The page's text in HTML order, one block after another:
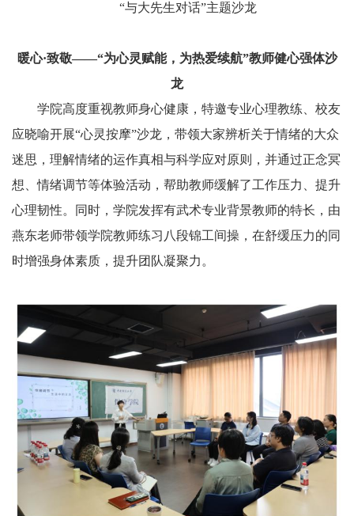
“与大先生对话”主题沙龙
暖心·致敬——“为心灵赋能，为热爱续航”教师健心强体沙
龙
学院高度重视教师身心健康，特邀专业心理教练、校友
应晓喻开展“心灵按摩”沙龙，带领大家辨析关于情绪的大众
迷思，理解情绪的运作真相与科学应对原则，并通过正念冥
想、情绪调节等体验活动，帮助教师缓解了工作压力、提升
心理韧性。同时，学院发挥有武术专业背景教师的特长，由
燕东老师带领学院教师练习八段锦工间操，在舒缓压力的同
时增强身体素质，提升团队凝聚力。